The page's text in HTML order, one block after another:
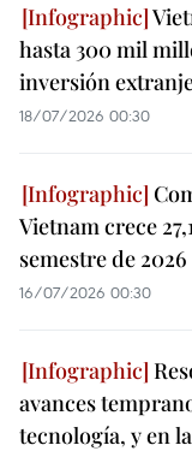
hasta 300 mil
inversión
18/07/2026 00:30
Vietnam crece
semestre de 2026
16/07/2026 00:30
avances
tecnología, y en